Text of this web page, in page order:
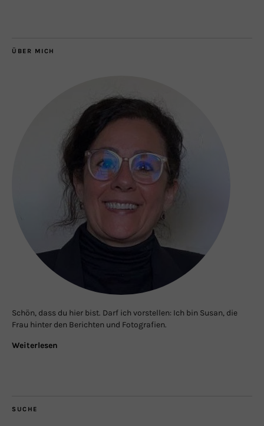
ÜBER MICH
Schön, dass du hier bist. Darf ich vorstellen: Ich bin Susan, die
Frau hinter den Berichten und Fotografien.
Weiterlesen
SUCHE